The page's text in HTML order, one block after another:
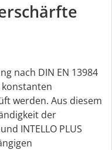
nach DIN EN 13984
werden. Aus diesem
der
INTELLO PLUS